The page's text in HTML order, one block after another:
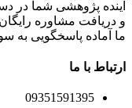
آینده پژوهشی شما در
و دریافت مشاوره
ما آماده پاسخگویی به
ارتباط با ما
09351591395